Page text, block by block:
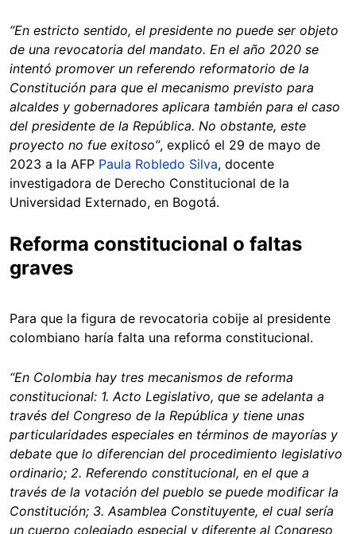
“En estricto sentido, el presidente no puede ser objeto
de una revocatoria del mandato. En el año 2020 se
intentó promover un referendo reformatorio de la
Constitución para que el mecanismo previsto para
alcaldes y gobernadores aplicara también para el caso
del presidente de la República. No obstante, este
proyecto no fue exitoso”, explicó el 29 de mayo de
2023 a la AFP Paula Robledo Silva, docente
investigadora de Derecho Constitucional de la
Universidad Externado, en Bogotá.
Reforma constitucional o faltas
graves
Para que la figura de revocatoria cobije al presidente
colombiano haría falta una reforma constitucional.
“En Colombia hay tres mecanismos de reforma
constitucional: 1. Acto Legislativo, que se adelanta a
través del Congreso de la República y tiene unas
particularidades especiales en términos de mayorías y
debate que lo diferencian del procedimiento legislativo
ordinario; 2. Referendo constitucional, en el que a
través de la votación del pueblo se puede modificar la
Constitución; 3. Asamblea Constituyente, el cual sería
un cuerpo colegiado especial y diferente al Congreso